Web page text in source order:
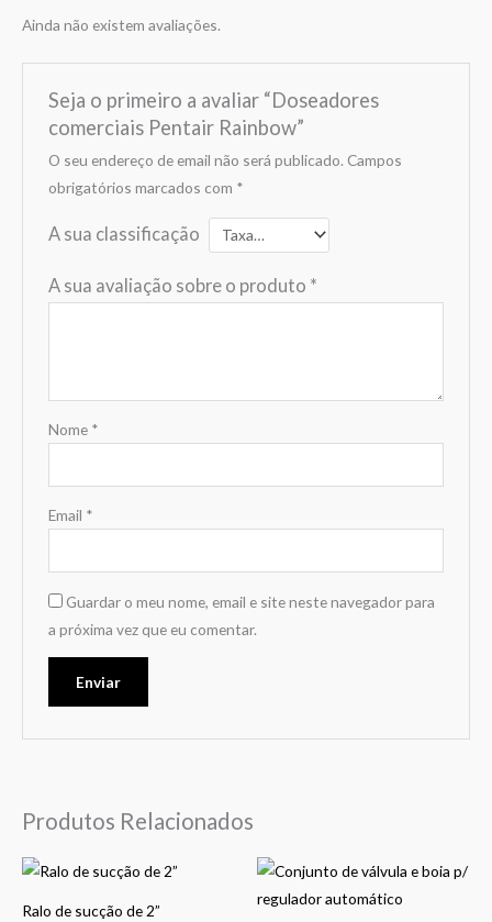
Ainda não existem avaliações.
Seja o primeiro a avaliar “Doseadores
comerciais Pentair Rainbow”
O seu endereço de email não será publicado. Campos
obrigatórios marcados com *
A sua classificação
A sua avaliação sobre o produto *
Nome *
Email *
Guardar o meu nome, email e site neste navegador para
a próxima vez que eu comentar.
Produtos Relacionados
Ralo de sucção de 2”